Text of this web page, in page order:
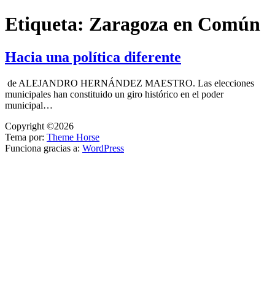
Etiqueta: Zaragoza en Común
Hacia una política diferente
de ALEJANDRO HERNÁNDEZ MAESTRO. Las elecciones
municipales han constituido un giro histórico en el poder
municipal…
Copyright ©2026
Tema por: Theme Horse
Funciona gracias a: WordPress